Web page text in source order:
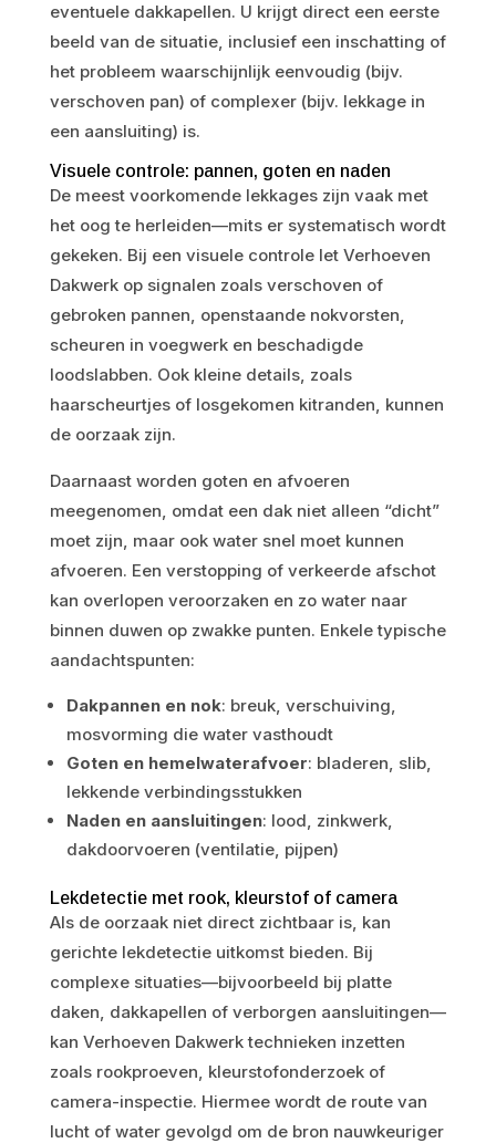
eventuele dakkapellen. U krijgt direct een eerste
beeld van de situatie, inclusief een inschatting of
het probleem waarschijnlijk eenvoudig (bijv.
verschoven pan) of complexer (bijv. lekkage in
een aansluiting) is.
Visuele controle: pannen, goten en naden
De meest voorkomende lekkages zijn vaak met
het oog te herleiden—mits er systematisch wordt
gekeken. Bij een visuele controle let Verhoeven
Dakwerk op signalen zoals verschoven of
gebroken pannen, openstaande nokvorsten,
scheuren in voegwerk en beschadigde
loodslabben. Ook kleine details, zoals
haarscheurtjes of losgekomen kitranden, kunnen
de oorzaak zijn.
Daarnaast worden goten en afvoeren
meegenomen, omdat een dak niet alleen “dicht”
moet zijn, maar ook water snel moet kunnen
afvoeren. Een verstopping of verkeerde afschot
kan overlopen veroorzaken en zo water naar
binnen duwen op zwakke punten. Enkele typische
aandachtspunten:
Dakpannen en nok: breuk, verschuiving,
mosvorming die water vasthoudt
Goten en hemelwaterafvoer: bladeren, slib,
lekkende verbindingsstukken
Naden en aansluitingen: lood, zinkwerk,
dakdoorvoeren (ventilatie, pijpen)
Lekdetectie met rook, kleurstof of camera
Als de oorzaak niet direct zichtbaar is, kan
gerichte lekdetectie uitkomst bieden. Bij
complexe situaties—bijvoorbeeld bij platte
daken, dakkapellen of verborgen aansluitingen—
kan Verhoeven Dakwerk technieken inzetten
zoals rookproeven, kleurstofonderzoek of
camera-inspectie. Hiermee wordt de route van
lucht of water gevolgd om de bron nauwkeuriger